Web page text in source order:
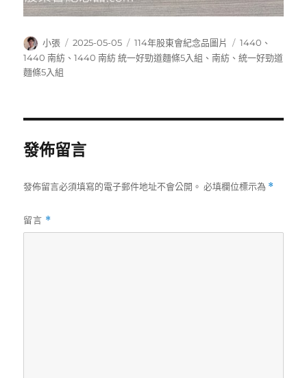
作
者
小張
發
佈
2025-05-05
分
類
114年股東會紀念品圖片
標
籤
1440 、
1440 南紡 、1440 南紡 統一好勁道麵條5入組 、南紡 、統一好勁道
麵條5入組
發佈留言
發佈留言必須填寫的電子郵件地址不會公開。 必填欄位標示為 *
留言 *